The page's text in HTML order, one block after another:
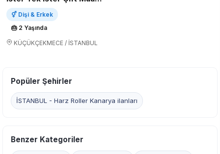
⚥ Dişi & Erkek
🎂 2 Yaşında
KÜÇÜKÇEKMECE / İSTANBUL
Popüler Şehirler
İSTANBUL - Harz Roller Kanarya ilanları
Benzer Kategoriler